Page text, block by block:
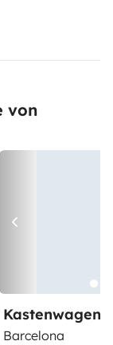
von
Kastenwagen
Barcelona